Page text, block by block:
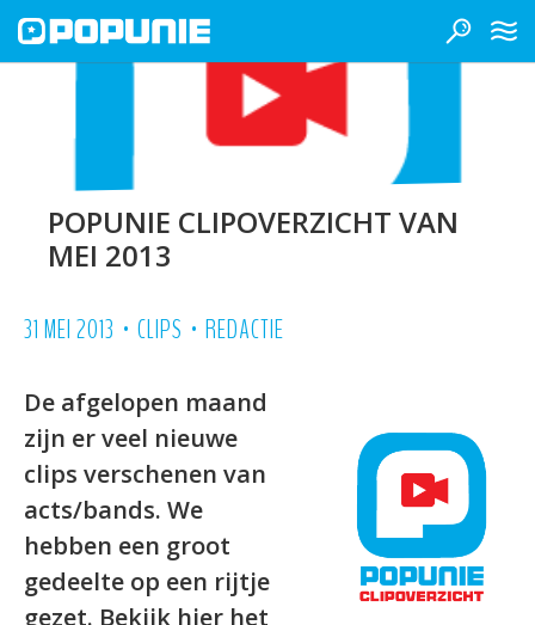
POPUNIE CLIPOVERZICHT VAN
MEI 2013
31 MEI 2013 • CLIPS • REDACTIE
De afgelopen maand
zijn er veel nieuwe
clips verschenen van
acts/bands. We
hebben een groot
gedeelte op een rijtje
gezet. Bekijk hier het